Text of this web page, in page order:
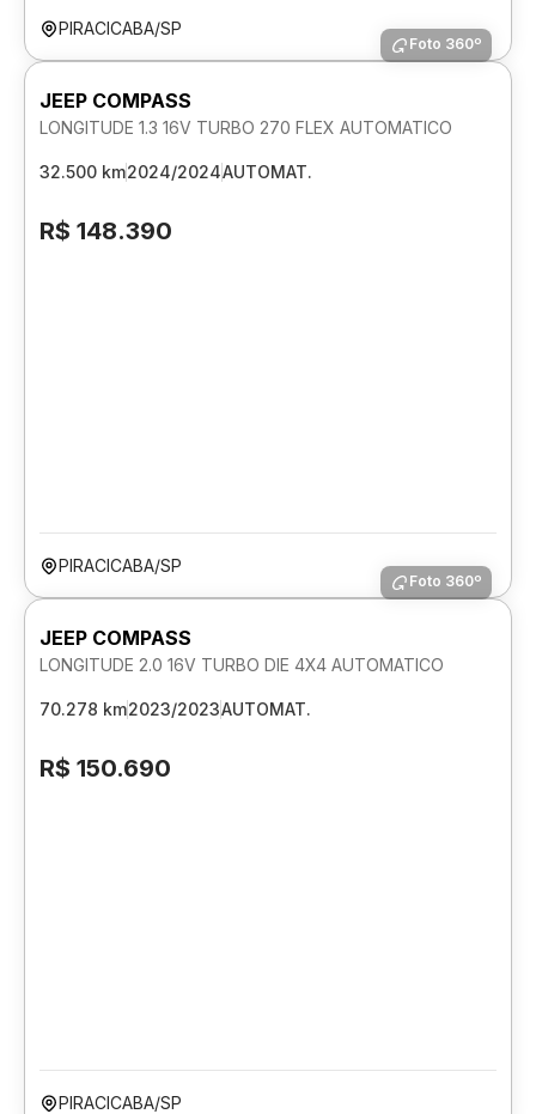
PIRACICABA/SP
Foto 360º
JEEP COMPASS
LONGITUDE 1.3 16V TURBO 270 FLEX AUTOMATICO
32.500 km2024/2024AUTOMAT.
R$ 148.390
PIRACICABA/SP
Foto 360º
JEEP COMPASS
LONGITUDE 2.0 16V TURBO DIE 4X4 AUTOMATICO
70.278 km2023/2023AUTOMAT.
R$ 150.690
PIRACICABA/SP